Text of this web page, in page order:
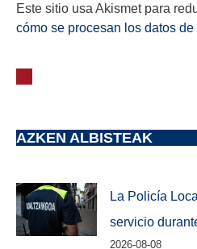
Este sitio usa Akismet para
cómo se procesan los datos
AZKEN ALBISTEAK
La Policía
servicio
2026-08-08